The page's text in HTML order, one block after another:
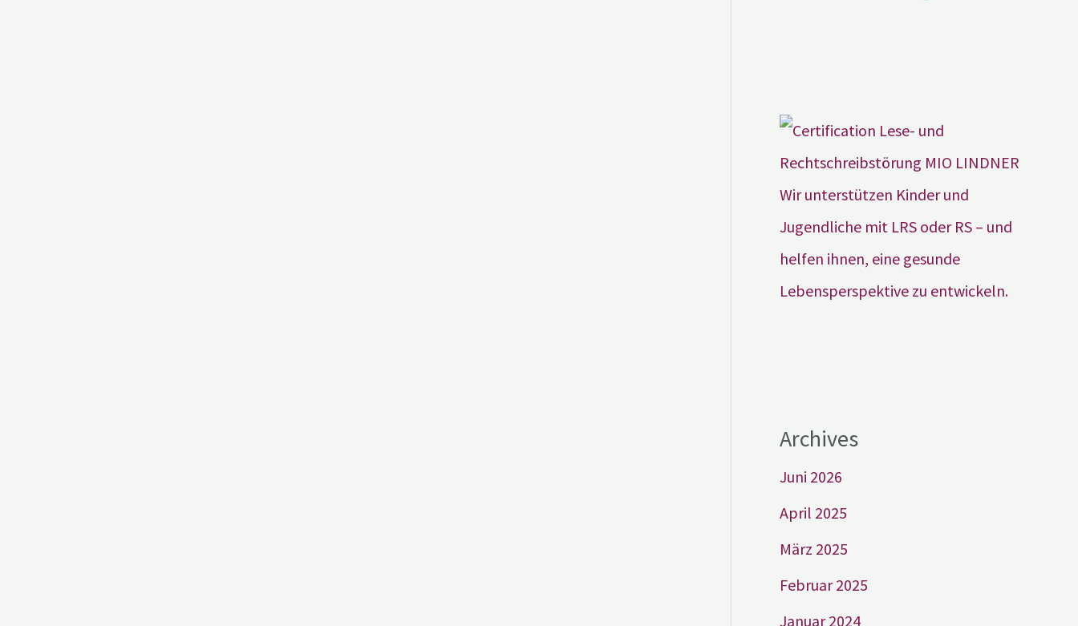
Wir unterstützen Kinder und
Jugendliche mit LRS oder RS – und
helfen ihnen, eine gesunde
Lebensperspektive zu entwickeln.
Archives
Juni 2026
April 2025
März 2025
Februar 2025
Januar 2024